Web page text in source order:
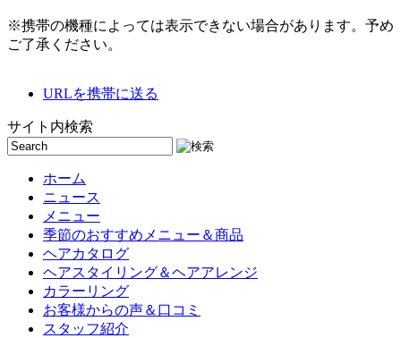
※携帯の機種によっては表示できない場合があります。予め
ご了承ください。
URLを携帯に送る
サイト内検索
ホーム
ニュース
メニュー
季節のおすすめメニュー＆商品
ヘアカタログ
ヘアスタイリング＆ヘアアレンジ
カラーリング
お客様からの声＆口コミ
スタッフ紹介